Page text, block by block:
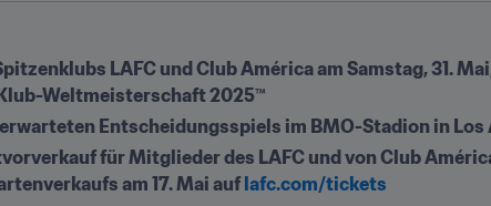
LAFC und Club América am Samstag, 31.
Weltmeisterschaft 2025™
Entscheidungsspiels im BMO-Stadion in Los
für Mitglieder des LAFC und von Club América
am 17. Mai auf lafc.com/tickets